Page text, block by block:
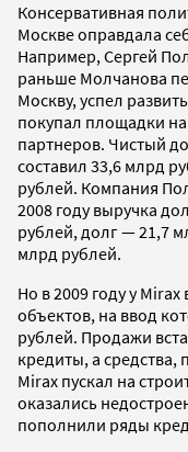
Консервативная
Москве оправдала
Например, Сергей
раньше Молчанова
Москву, успел
покупал площадки
партнеров. Чистый
составил 33,6 млрд
рублей. Компания
2008 году выручка
рублей, долг — 21,7
млрд рублей.
Но в 2009 году у
объектов, на ввод
рублей. Продажи
кредиты, а
Mirax пускал на
оказались
пополнили ряды